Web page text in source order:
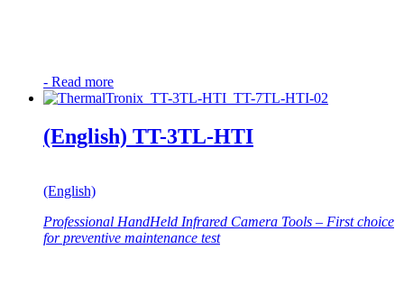
- Read more
(English) TT-3TL-HTI
(English)
Professional HandHeld Infrared Camera Tools – First choice
for preventive maintenance test